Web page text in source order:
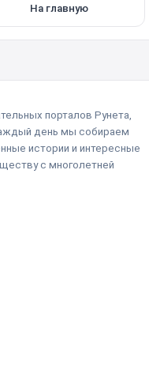
На главную
порталов Рунета,
день мы собираем
истории и интересные
с многолетней